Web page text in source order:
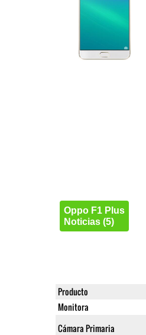
Oppo F1 Plus
Noticias (5)
Producto
Monitora
Cámara Primaria